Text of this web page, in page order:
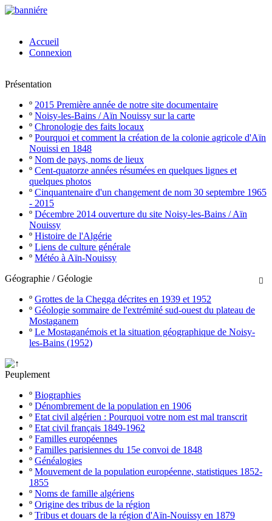
Accueil
Connexion
Présentation
º 2015 Première année de notre site documentaire
º Noisy-les-Bains / Aïn Nouissy sur la carte
º Chronologie des faits locaux
º Pourquoi et comment la création de la colonie agricole d'Aïn
Nouissi en 1848
º Nom de pays, noms de lieux
º Cent-quatorze années résumées en quelques lignes et
quelques photos
º Cinquantenaire d'un changement de nom 30 septembre 1965
- 2015
º Décembre 2014 ouverture du site Noisy-les-Bains / Aïn
Nouissy
º Histoire de l'Algérie
º Liens de culture générale
º Météo à Aïn-Nouissy

Géographie / Géologie
º Grottes de la Chegga décrites en 1939 et 1952
º Géologie sommaire de l'extrémité sud-ouest du plateau de
Mostaganem
º Le Mostaganémois et la situation géographique de Noisy-
les-Bains (1952)
Peuplement
º Biographies
º Dénombrement de la population en 1906
º Etat civil algérien : Pourquoi votre nom est mal transcrit
º Etat civil français 1849-1962
º Familles européennes
º Familles parisiennes du 15e convoi de 1848
º Généalogies
º Mouvement de la population européenne, statistiques 1852-
1855
º Noms de famille algériens
º Origine des tribus de la région
º Tribus et douars de la région d'Aïn-Nouissy en 1879